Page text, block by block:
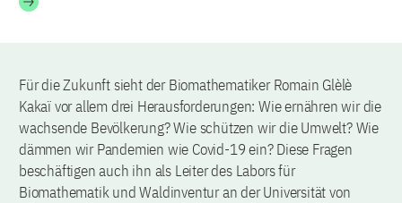
Für die Zukunft sieht der Biomathematiker Romain Glèlè
Kakaï vor allem drei Herausforderungen: Wie ernähren wir die
wachsende Bevölkerung? Wie schützen wir die Umwelt? Wie
dämmen wir Pandemien wie Covid-19 ein? Diese Fragen
beschäftigen auch ihn als Leiter des Labors für
Biomathematik und Waldinventur an der Universität von